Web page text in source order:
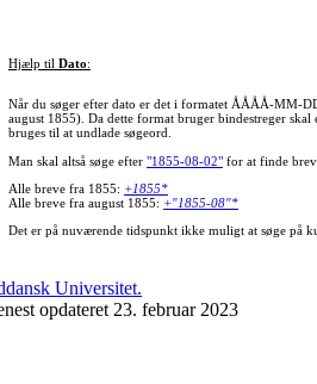
Hjælp til Dato:
Når du søger efter dato er det i formatet ÅÅÅÅ-MM-
august 1855). Da dette format bruger bindestreger
bruges til at undlade søgeord.
Man skal altså søge efter "1855-08-02"for at finde
Alle breve fra 1855: +1855*
Alle breve fra august 1855: +"1855-08"*
Det er på nuværende tidspunkt ikke muligt at søge på
opdateret 23. februar 2023